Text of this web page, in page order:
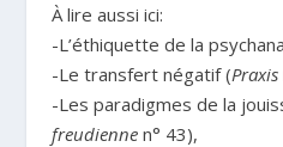
À lire aussi ici:
-L’éthiquette de la
-Le transfert négatif (Praxis
-Les paradigmes de la
freudiennen° 43),